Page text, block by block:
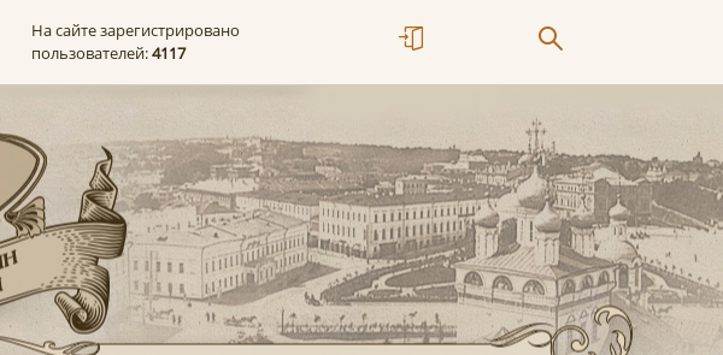
На сайте зарегистрировано
пользователей:4117